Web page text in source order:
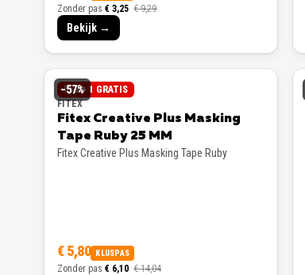
Zonder pas € 3,25 € 9,29
Bekijk →
−57%
3 + 1 GRATIS
FITEX
Fitex Creative Plus Masking
Tape Ruby 25 MM
Fitex Creative Plus Masking Tape Ruby
€ 5,80 KLUSPAS
Zonder pas € 6,10 € 14,04